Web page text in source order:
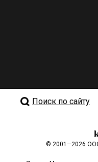
Поиск по сайту
© 2001—2026